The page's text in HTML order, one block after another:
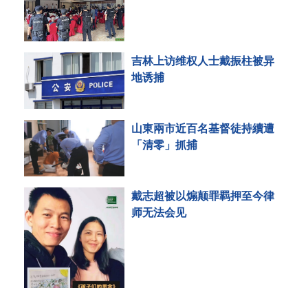
吉林上访维权人士戴振柱被异
地诱捕
山東兩市近百名基督徒持續遭
「清零」抓捕
戴志超被以煽颠罪羁押至今律
师无法会见